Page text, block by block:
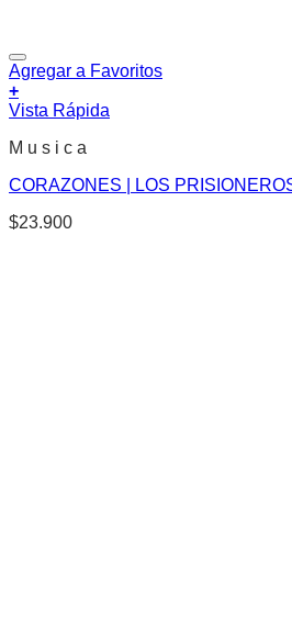
Agregar a Favoritos
+
Vista Rápida
M u s i c a
CORAZONES | LOS
$23.900